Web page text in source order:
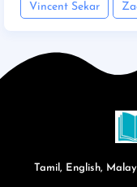
Vincent Sekar
Tamil, English,